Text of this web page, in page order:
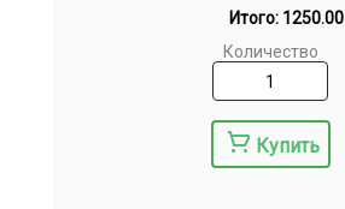
Итого: 1250.00
Количество
Купить